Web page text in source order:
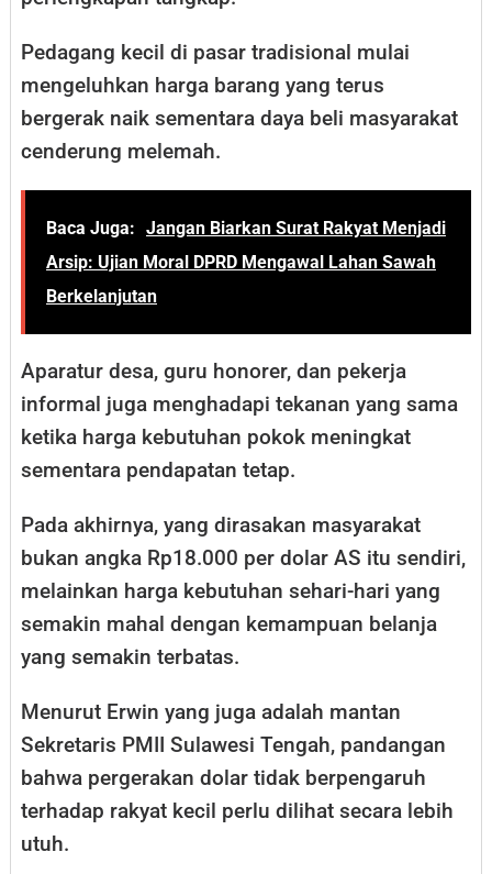
Pedagang kecil di pasar tradisional mulai
mengeluhkan harga barang yang terus
bergerak naik sementara daya beli masyarakat
cenderung melemah.
Baca Juga: Jangan Biarkan Surat Rakyat Menjadi
Arsip: Ujian Moral DPRD Mengawal Lahan Sawah
Berkelanjutan
Aparatur desa, guru honorer, dan pekerja
informal juga menghadapi tekanan yang sama
ketika harga kebutuhan pokok meningkat
sementara pendapatan tetap.
Pada akhirnya, yang dirasakan masyarakat
bukan angka Rp18.000 per dolar AS itu sendiri,
melainkan harga kebutuhan sehari-hari yang
semakin mahal dengan kemampuan belanja
yang semakin terbatas.
Menurut Erwin yang juga adalah mantan
Sekretaris PMII Sulawesi Tengah, pandangan
bahwa pergerakan dolar tidak berpengaruh
terhadap rakyat kecil perlu dilihat secara lebih
utuh.